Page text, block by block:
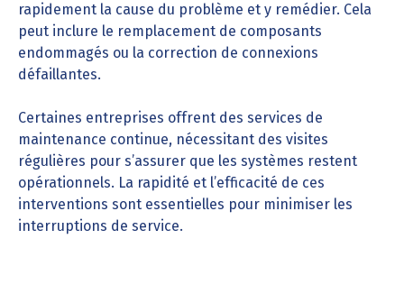
rapidement la cause du problème et y remédier. Cela
peut inclure le remplacement de composants
endommagés ou la correction de connexions
défaillantes.
Certaines entreprises offrent des services de
maintenance continue, nécessitant des visites
régulières pour s’assurer que les systèmes restent
opérationnels. La rapidité et l’efficacité de ces
interventions sont essentielles pour minimiser les
interruptions de service.